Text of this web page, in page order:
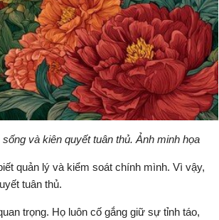
và kiên quyết tuân thủ. Ảnh minh họa
quản lý và kiểm soát chính mình. Vì vậy,
tuân thủ.
trọng. Họ luôn cố gắng giữ sự tỉnh táo,